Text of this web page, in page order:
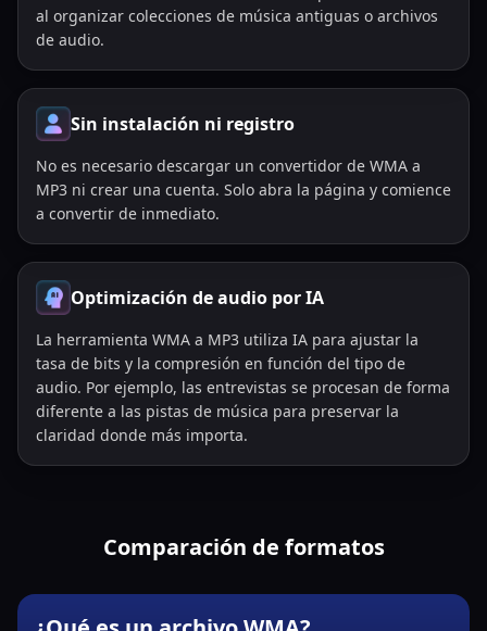
al organizar colecciones de música antiguas o archivos
de audio.
Sin instalación ni registro
No es necesario descargar un convertidor de WMA a
MP3 ni crear una cuenta. Solo abra la página y comience
a convertir de inmediato.
Optimización de audio por IA
La herramienta WMA a MP3 utiliza IA para ajustar la
tasa de bits y la compresión en función del tipo de
audio. Por ejemplo, las entrevistas se procesan de forma
diferente a las pistas de música para preservar la
claridad donde más importa.
Comparación de formatos